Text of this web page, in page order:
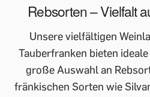
Rebsorten – Vielfalt
Unsere vielfältigen
Tauberfranken bieten
große Auswahl an
fränkischen Sorten wie